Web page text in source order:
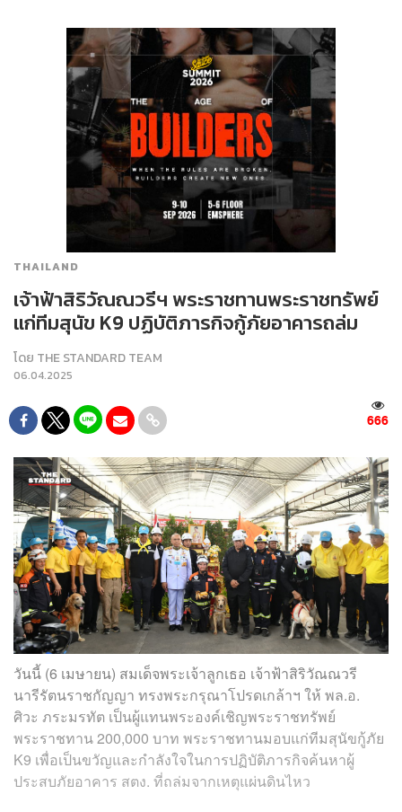
THAILAND
เจ้าฟ้าสิริวัณณวรีฯ พระราชทานพระราชทรัพย์
แก่ทีมสุนัข K9 ปฏิบัติภารกิจกู้ภัยอาคารถล่ม
โดย THE STANDARD TEAM
06.04.2025
666
วันนี้ (6 เมษายน) สมเด็จพระเจ้าลูกเธอ เจ้าฟ้าสิริวัณณวรี
นารีรัตนราชกัญญา ทรงพระกรุณาโปรดเกล้าฯ ให้ พล.อ.
ศิวะ ภระมรทัต เป็นผู้แทนพระองค์เชิญพระราชทรัพย์
พระราชทาน 200,000 บาท พระราชทานมอบแก่ทีมสุนัขกู้ภัย
K9 เพื่อเป็นขวัญและกำลังใจในการปฏิบัติภารกิจค้นหาผู้
ประสบภัยอาคาร สตง. ที่ถล่มจากเหตุแผ่นดินไหว